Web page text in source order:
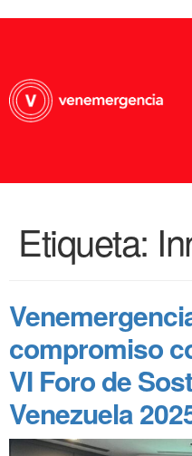
Etiqueta:
compromiso
VI Foro de
Venezuela